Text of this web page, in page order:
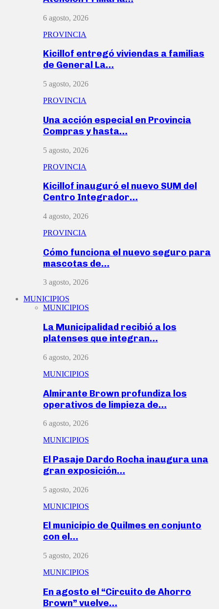
6 agosto, 2026
PROVINCIA
Kicillof entregó viviendas a familias
de General La…
5 agosto, 2026
PROVINCIA
Una acción especial en Provincia
Compras y hasta…
5 agosto, 2026
PROVINCIA
Kicillof inauguró el nuevo SUM del
Centro Integrador…
4 agosto, 2026
PROVINCIA
Cómo funciona el nuevo seguro para
mascotas de…
3 agosto, 2026
MUNICIPIOS
MUNICIPIOS
La Municipalidad recibió a los
platenses que integran…
6 agosto, 2026
MUNICIPIOS
Almirante Brown profundiza los
operativos de limpieza de…
6 agosto, 2026
MUNICIPIOS
El Pasaje Dardo Rocha inaugura una
gran exposición…
5 agosto, 2026
MUNICIPIOS
El municipio de Quilmes en conjunto
con el…
5 agosto, 2026
MUNICIPIOS
En agosto el “Circuito de Ahorro
Brown” vuelve…